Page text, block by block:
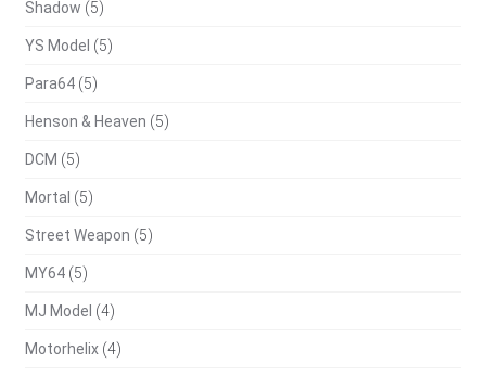
Shadow (5)
YS Model (5)
Para64 (5)
Henson & Heaven (5)
DCM (5)
Mortal (5)
Street Weapon (5)
MY64 (5)
MJ Model (4)
Motorhelix (4)